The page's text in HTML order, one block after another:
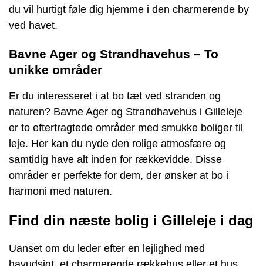
du vil hurtigt føle dig hjemme i den charmerende by
ved havet.
Bavne Ager og Strandhavehus – To
unikke områder
Er du interesseret i at bo tæt ved stranden og
naturen? Bavne Ager og Strandhavehus i Gilleleje
er to eftertragtede områder med smukke boliger til
leje. Her kan du nyde den rolige atmosfære og
samtidig have alt inden for rækkevidde. Disse
områder er perfekte for dem, der ønsker at bo i
harmoni med naturen.
Find din næste bolig i Gilleleje i dag
Uanset om du leder efter en lejlighed med